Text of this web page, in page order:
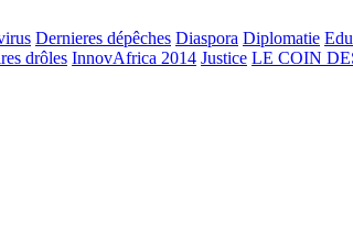
Dernieres dépêches Diaspora Diplomatie
drôles InnovAfrica 2014 Justice LE COIN